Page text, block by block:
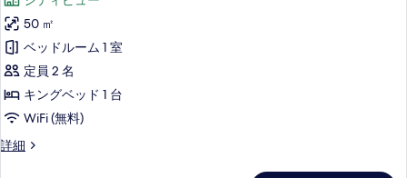
真
を
表
示
す
る
ジ
ュ
ア
リ
ー
ブ
50 ㎡
ベッドルーム 1 室
定員 2 名
キングベッド 1 台
WiFi (無料)
詳細
ラ